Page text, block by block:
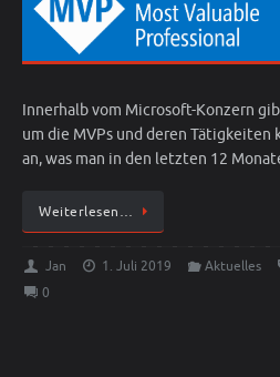
Innerhalb vom Microsoft-Konzern
um die MVPs und deren Tätigkeiten
an, was man in den letzten 12
Weiterlesen…
Jan 1. Juli 2019 Aktuelles
0